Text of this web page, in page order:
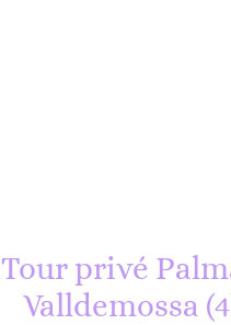
Tour privé
Valldemossa